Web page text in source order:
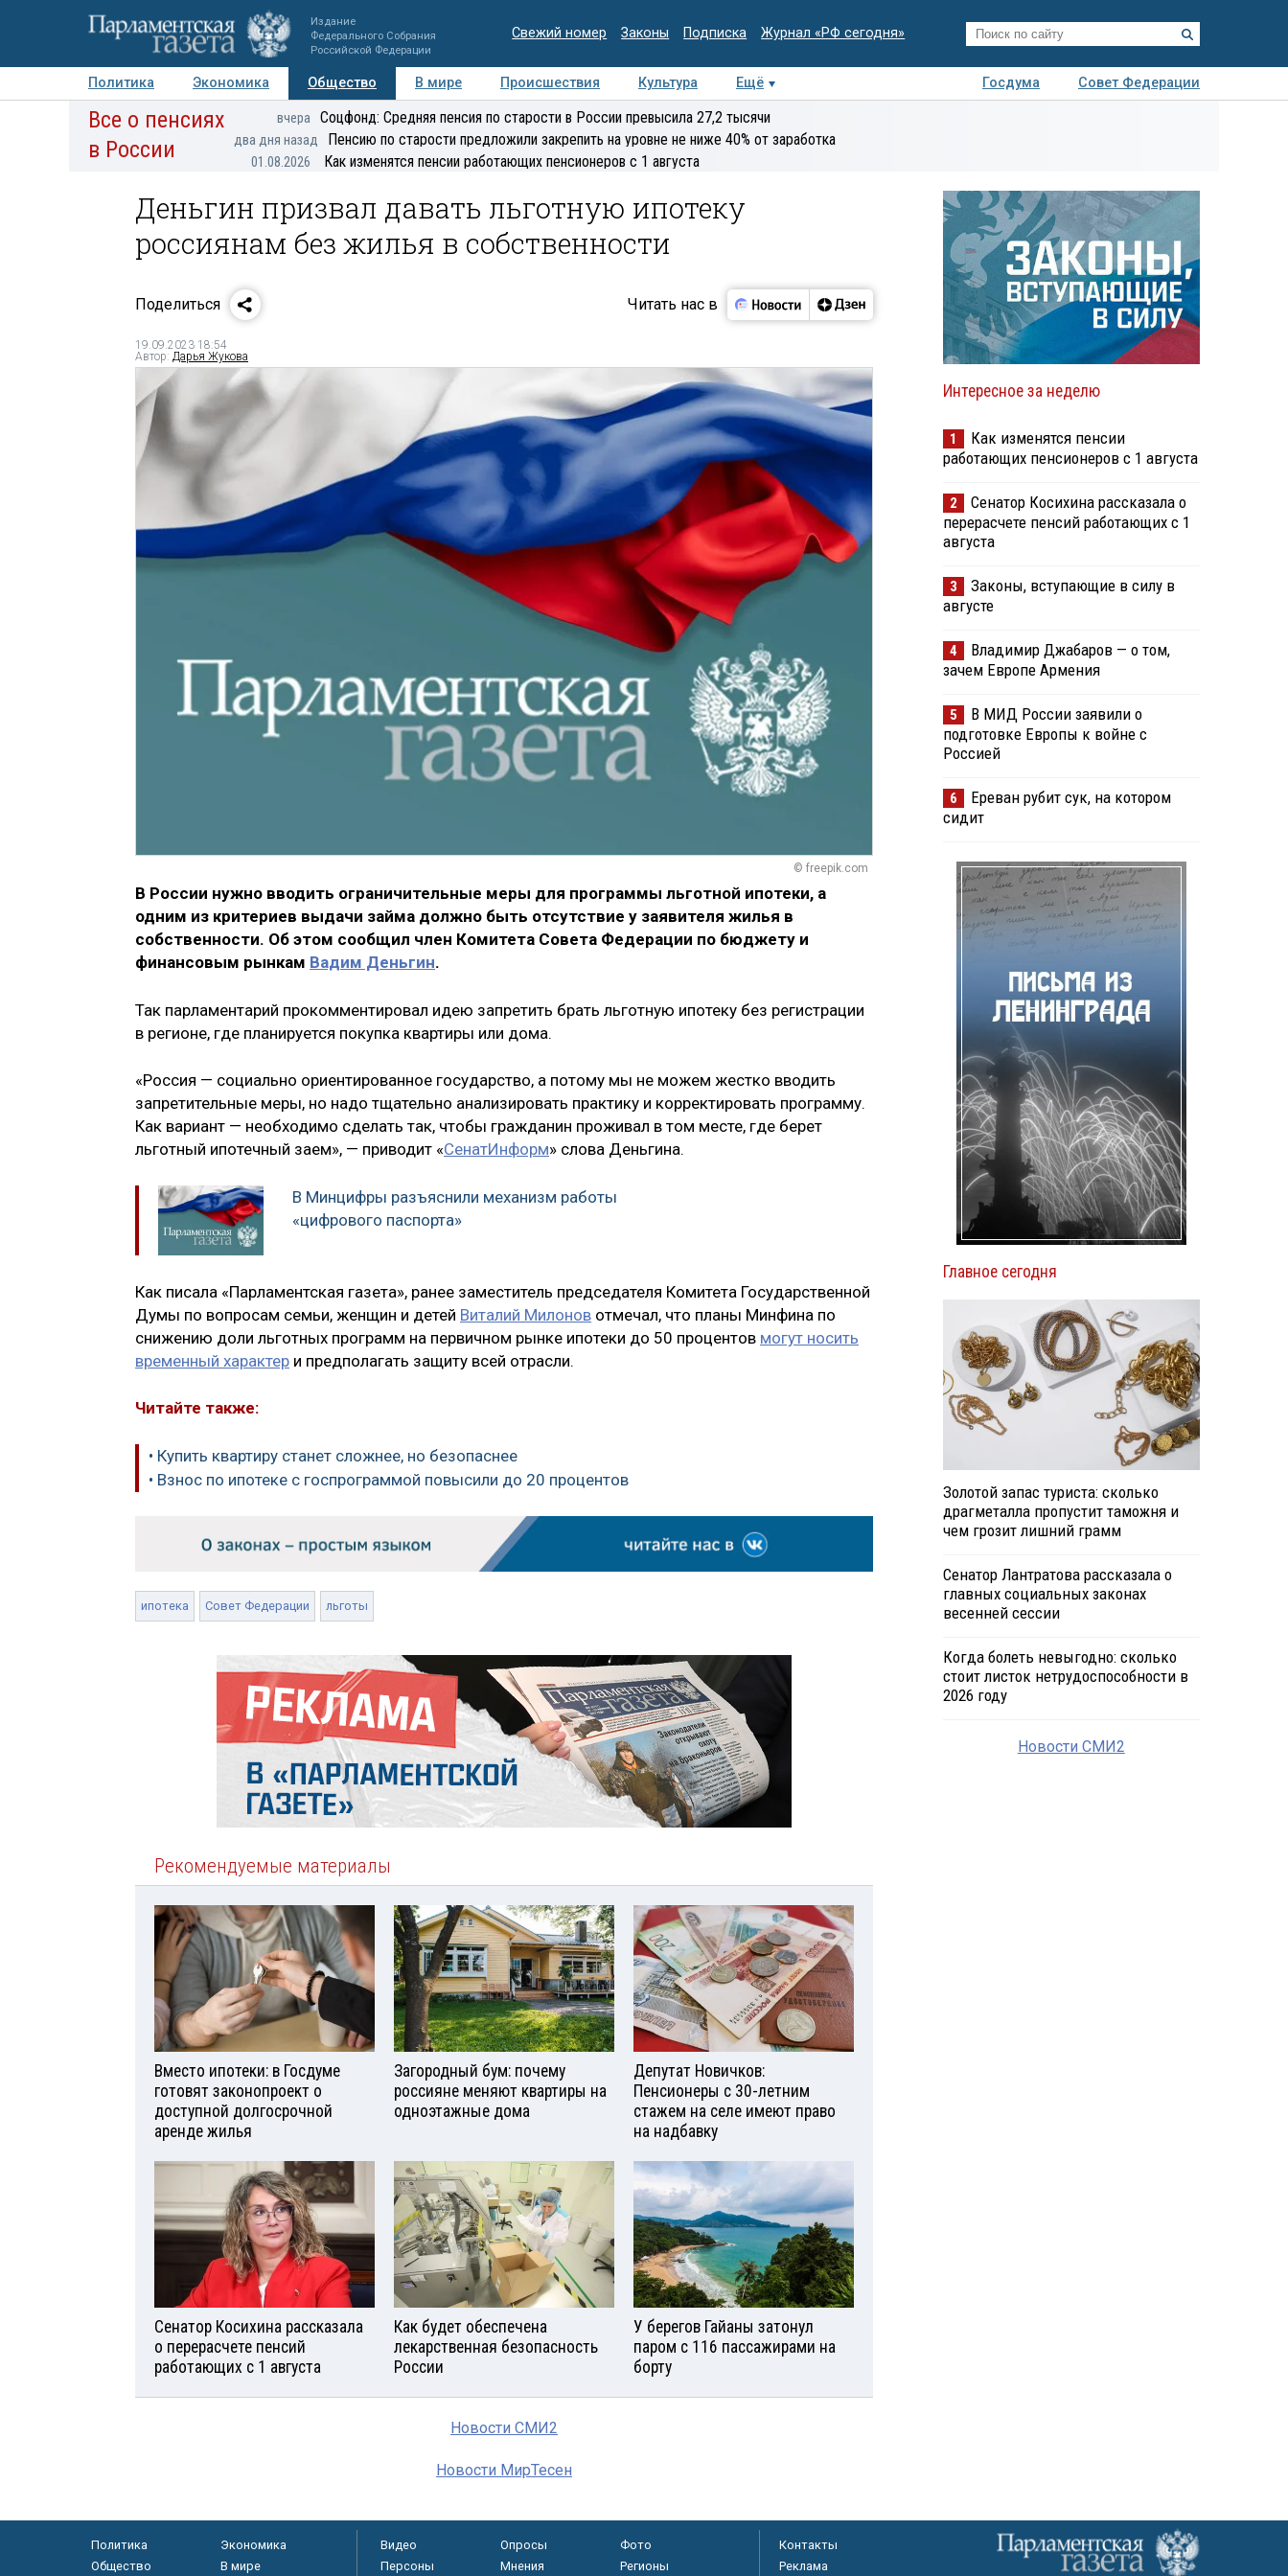
Издание
Федерального Собрания
Российской Федерации
Свежий номер Законы Подписка Журнал «РФ сегодня»
Политика Экономика Общество В мире Происшествия Культура Ещё Госдума
Совет Федерации
Авторы Персоны Мнения Регионы Медиацентр Интервью Колумнисты
экспертиза
Все о пенсиях
в России
вчера Соцфонд: Средняя пенсия по старости в России превысила 27,2 тысячи
два дня назад Пенсию по старости предложили закрепить на уровне не ниже 40% от заработка
01.08.2026 Как изменятся пенсии работающих пенсионеров с 1 августа
Деньгин призвал давать льготную ипотеку
россиянам без жилья в собственности
Поделиться Читать нас в
19.09.2023 18:54
Автор: Дарья Жукова
© freepik.com
В России нужно вводить ограничительные меры для программы льготной ипотеки, а
одним из критериев выдачи займа должно быть отсутствие у заявителя жилья в
собственности. Об этом сообщил член Комитета Совета Федерации по бюджету и
финансовым рынкам Вадим Деньгин.
Так парламентарий прокомментировал идею запретить брать льготную ипотеку без регистрации
в регионе, где планируется покупка квартиры или дома.
«Россия — социально ориентированное государство, а потому мы не можем жестко вводить
запретительные меры, но надо тщательно анализировать практику и корректировать программу.
Как вариант — необходимо сделать так, чтобы гражданин проживал в том месте, где берет
льготный ипотечный заем», — приводит «СенатИнформ» слова Деньгина.
В Минцифры разъяснили механизм работы
«цифрового паспорта»
Как писала «Парламентская газета», ранее заместитель председателя Комитета Государственной
Думы по вопросам семьи, женщин и детей Виталий Милонов отмечал, что планы Минфина по
снижению доли льготных программ на первичном рынке ипотеки до 50 процентов могут носить
временный характер и предполагать защиту всей отрасли.
Читайте также:
• Купить квартиру станет сложнее, но безопаснее
• Взнос по ипотеке с госпрограммой повысили до 20 процентов
ипотека Совет Федерации льготы
Рекомендуемые материалы
Вместо ипотеки: в Госдуме
готовят законопроект о
доступной долгосрочной
аренде жилья
Загородный бум: почему
россияне меняют квартиры на
одноэтажные дома
Депутат Новичков:
Пенсионеры с 30-летним
стажем на селе имеют право
на надбавку
Сенатор Косихина рассказала
о перерасчете пенсий
работающих с 1 августа
Как будет обеспечена
лекарственная безопасность
России
У берегов Гайаны затонул
паром с 116 пассажирами на
борту
Новости СМИ2
Новости МирТесен
Интересное за неделю
1
Как изменятся пенсии
работающих пенсионеров с 1 августа
2
Сенатор Косихина рассказала о
перерасчете пенсий работающих с 1
августа
3
Законы, вступающие в силу в
августе
4
Владимир Джабаров — о том,
зачем Европе Армения
5
В МИД России заявили о
подготовке Европы к войне с
Россией
6
Ереван рубит сук, на котором
сидит
Главное сегодня
Золотой запас туриста: сколько
драгметалла пропустит таможня и
чем грозит лишний грамм
Сенатор Лантратова рассказала о
главных социальных законах
весенней сессии
Когда болеть невыгодно: сколько
стоит листок нетрудоспособности в
2026 году
Новости СМИ2
Политика
Экономика
Общество
В мире
Видео Опросы
Фото
Персоны
Мнения Регионы
Контакты
Реклама